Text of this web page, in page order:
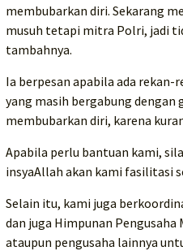
membubarkan diri. Sekarang
musuh tetapi mitra Polri, jadi
tambahnya.
Ia berpesan apabila ada
yang masih bergabung
membubarkan diri, karena
Apabila perlu bantuan kami,
insyaAllah akan kami fasilitasi
Selain itu, kami juga
dan juga Himpunan Pengusaha
ataupun pengusaha lainnya